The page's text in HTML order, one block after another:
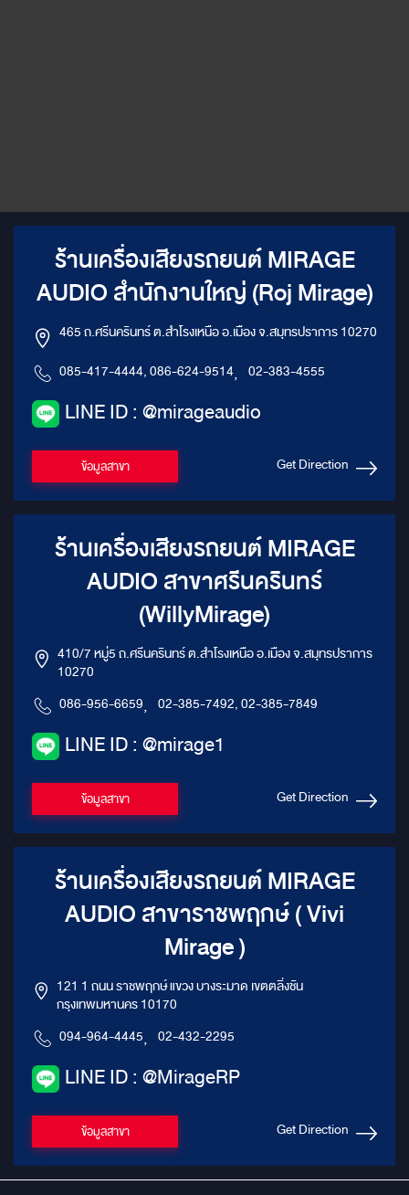
ร้านเครื่องเสียงรถยนต์ MIRAGE
AUDIO สำนักงานใหญ่ (Roj Mirage)
465 ถ.ศรีนครินทร์ ต.สำโรงเหนือ อ.เมือง จ.สมุทรปราการ 10270
085-417-4444, 086-624-9514, 02-383-4555
LINE ID : @mirageaudio
ข้อมูลสาขา Get Direction
ร้านเครื่องเสียงรถยนต์ MIRAGE
AUDIO สาขาศรีนครินทร์
(WillyMirage)
410/7 หมู่5 ถ.ศรีนครินทร์ ต.สำโรงเหนือ อ.เมือง จ.สมุทรปราการ
10270
086-956-6659, 02-385-7492, 02-385-7849
LINE ID : @mirage1
ข้อมูลสาขา Get Direction
ร้านเครื่องเสียงรถยนต์ MIRAGE
AUDIO สาขาราชพฤกษ์ ( Vivi
Mirage )
121 1 ถนน ราชพฤกษ์ แขวง บางระมาด เขตตลิ่งชัน
กรุงเทพมหานคร 10170
094-964-4445, 02-432-2295
LINE ID : @MirageRP
ข้อมูลสาขา Get Direction